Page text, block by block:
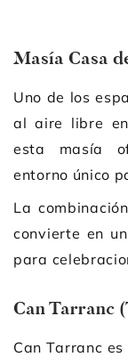
Masía Casa
Uno de los
al aire libre
esta masía
entorno único
La
convierte en
para
Can Tarranc
Can Tarranc